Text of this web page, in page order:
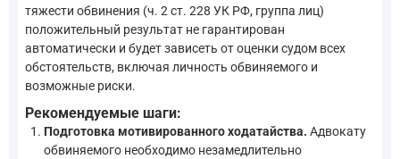
тяжести обвинения (ч. 2 ст. 228 УК РФ, группа лиц)
положительный результат не гарантирован
автоматически и будет зависеть от оценки судом всех
обстоятельств, включая личность обвиняемого и
возможные риски.
Рекомендуемые шаги:
Подготовка мотивированного ходатайства. Адвокату
обвиняемого необходимо незамедлительно